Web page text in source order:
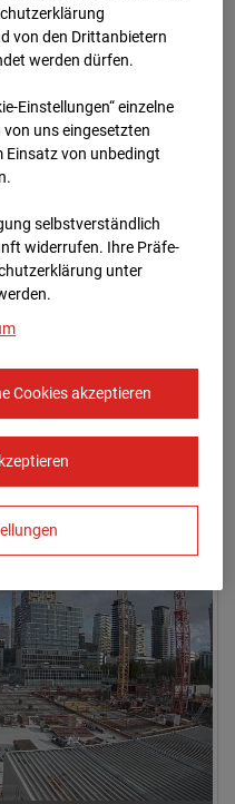
08:00
von den Drittanbietern
werden dürfen.
Einstellungen“ einzelne
uns eingesetzten
Einsatz von unbedingt
selbstverständlich
widerrufen. Ihre Prä­fe­
unter
Cookies akzeptieren